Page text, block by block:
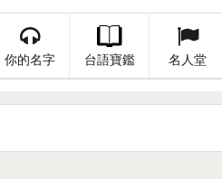
你的名字 台語寶鑑 名人堂